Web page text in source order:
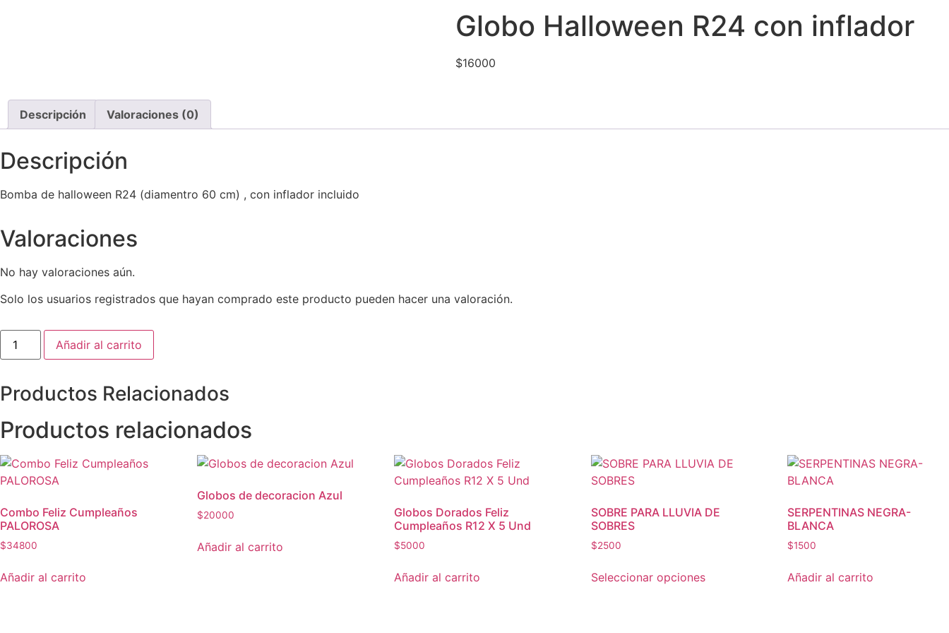
Globo Halloween R24 con inflador
$16000
Descripción Valoraciones (0)
Descripción
Bomba de halloween R24 (diamentro 60 cm) , con inflador incluido
Valoraciones
No hay valoraciones aún.
Solo los usuarios registrados que hayan comprado este producto pueden hacer una valoración.
Globo
Halloween
R24
cantidad
Añadir al carrito
Productos Relacionados
Productos relacionados
Combo Feliz Cumpleaños
PALOROSA
$34800
Añadir al carrito
Globos de decoracion Azul
$20000
Añadir al carrito
Globos Dorados Feliz
Cumpleaños R12 X 5 Und
$5000
Añadir al carrito
SOBRE PARA LLUVIA DE
SOBRES
$2500
Seleccionar opcionesproducto
SERPENTINAS NEGRA-
BLANCA
$1500
Añadir al carrito